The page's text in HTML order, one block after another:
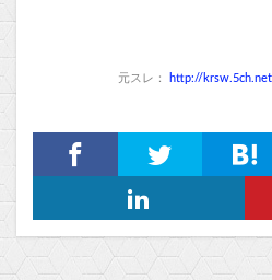
元スレ： http://